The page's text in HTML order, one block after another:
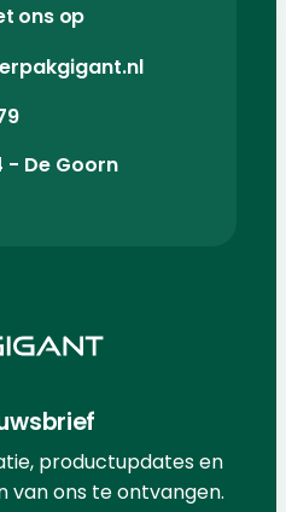
ons op
- De Goorn
productupdates en
van ons te ontvangen.